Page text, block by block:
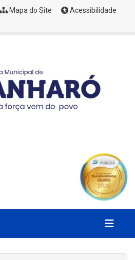
Mapa do Site
Acessibilidade